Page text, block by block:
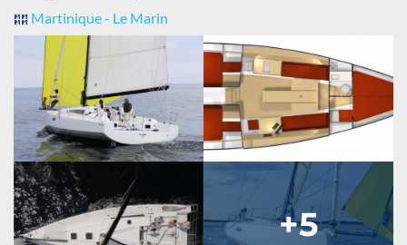
Martinique - Le Marin
+5